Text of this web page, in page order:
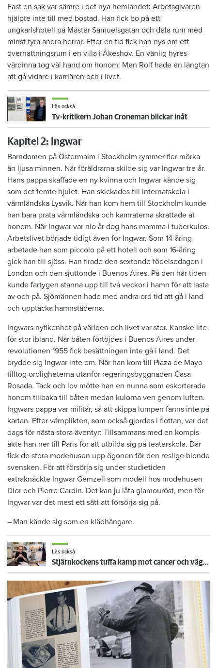
Fast en sak var sämre i det nya hemlandet: Arbetsgivaren
hjälpte inte till med bostad. Han fick bo på ett
ungkarlshotell på Mäster Samuelsgatan och dela rum med
minst fyra andra herrar. Efter en tid fick han nys om ett
övernattningsrum i en villa i Åkeshov. En vänlig hyres­
värdinna tog väl hand om honom. Men Rolf hade en längtan
att gå vidare i karriären och i livet.
Läs också
Tv-kritikern Johan Croneman blickar inåt
Kapitel 2: Ingwar
Barndomen på Östermalm i Stockholm rymmer fler mörka
än ljusa minnen. När föräldrarna skilde sig var Ingwar tre år.
Hans pappa skaffade en ny kvinna och Ingwar kände sig
som det femte hjulet. Han skickades till internatskola i
värmländska Lysvik. När han kom hem till Stockholm kunde
han bara prata värmländska och kamraterna skrattade åt
honom. När Ingwar var nio år dog hans mamma i tuberkulos.
Arbetslivet började tidigt även för Ingwar. Som 14-åring
arbetade han som piccolo på ett hotell och som 16-åring
gick han till sjöss. Han firade den sextonde födelsedagen i
London och den sjuttonde i Buenos Aires. På den här tiden
kunde fartygen stanna upp till två veckor i hamn för att lasta
av och på. ­Sjömännen hade med andra ord tid att gå i land
och upptäcka hamnstäderna.
Ingwars nyfikenhet på världen och livet var stor. Kanske lite
för stor ibland. När båten förtöjdes i Buenos Aires under
revolutionen 1955 fick besättningen inte gå i land. Det
brydde sig Ingwar inte om. När han kom till Plaza de Mayo
tilltog oroligheterna utanför regerings­byggnaden Casa
Rosada. Tack och lov mötte han en nunna som eskorterade
honom till­baka till båten medan kulorna ven genom luften.
Ingwars pappa var militär, så att ­skippa ­lumpen fanns inte på
kartan. Efter ­värn­plikten, som också gjordes i flottan, var det
dags för ­nästa stora äventyr: Tillsammans med en ­kompis
åkte han ner till Paris för att utbilda sig på teaterskola. Där
fick de stora mode­husen upp ögonen för den reslige blonde
svensken. För att försörja sig under studietiden
extraknäckte ­Ingwar Gemzell som modell hos ­modehusen
Dior och Pierre Cardin. Det kan ju låta glamouröst, men för
Ingwar var det mest ett sätt att försörja sig på.
– Man kände sig som en klädhängare.
Läs också
Stjärnkockens tuffa kamp mot cancer och vägen till Hollywood